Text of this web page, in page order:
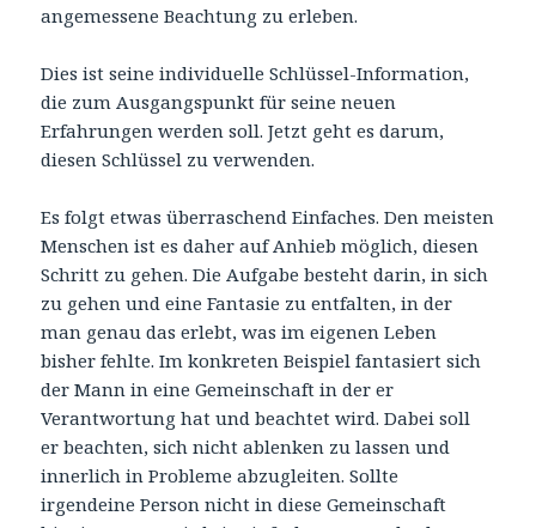
angemessene Beachtung zu erleben.
Dies ist seine individuelle Schlüssel-Information,
die zum Ausgangspunkt für seine neuen
Erfahrungen werden soll. Jetzt geht es darum,
diesen Schlüssel zu verwenden.
Es folgt etwas überraschend Einfaches. Den meisten
Menschen ist es daher auf Anhieb möglich, diesen
Schritt zu gehen. Die Aufgabe besteht darin, in sich
zu gehen und eine Fantasie zu entfalten, in der
man genau das erlebt, was im eigenen Leben
bisher fehlte. Im konkreten Beispiel fantasiert sich
der Mann in eine Gemeinschaft in der er
Verantwortung hat und beachtet wird. Dabei soll
er beachten, sich nicht ablenken zu lassen und
innerlich in Probleme abzugleiten. Sollte
irgendeine Person nicht in diese Gemeinschaft